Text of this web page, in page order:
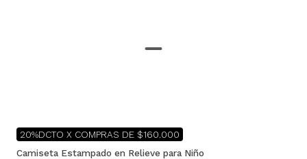
20%DCTO X COMPRAS DE $160.000
Camiseta Estampado en Relieve para Niño